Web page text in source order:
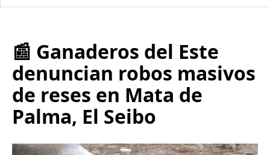
📰 Ganaderos del Este
denuncian robos masivos
de reses en Mata de
Palma, El Seibo